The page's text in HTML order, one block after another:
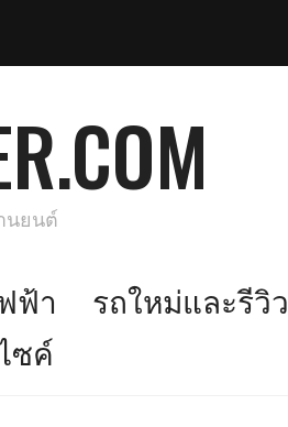
นยนต์
ฟ้า รถใหม่และรีวิว
ซค์